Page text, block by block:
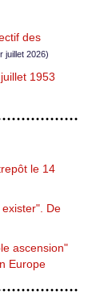
des
juillet 2026)
1953
le 14
exister". De
ascension"
Europe